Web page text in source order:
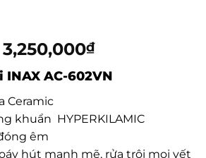
Giá
gốc
là:
4,930,000₫.
3,250,000₫Giá
hiện
tại
3,250,000₫.
INAX AC-602VN
Ceramic
khuẩn HYPERKILAMIC
êm
hút mạnh mẽ, rửa trôi mọi vết